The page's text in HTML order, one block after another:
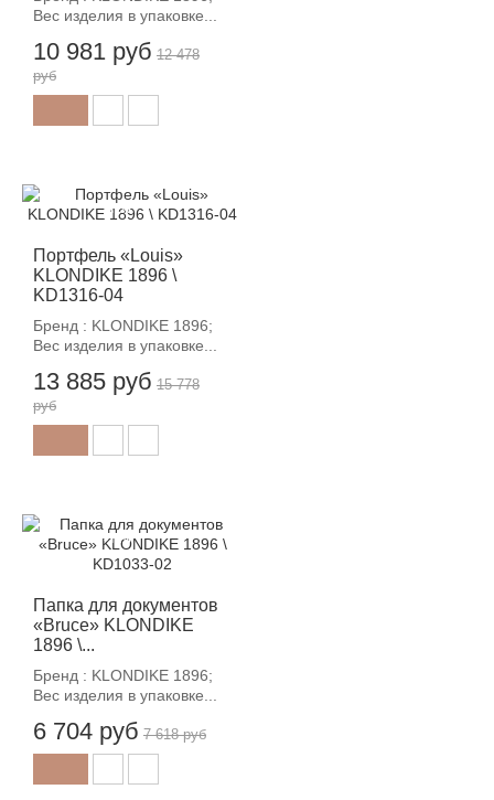
Вес изделия в упаковке...
10 981 руб 12 478
руб
Портфель «Louis»
KLONDIKE 1896 \
KD1316-04
Бренд : KLONDIKE 1896;
Вес изделия в упаковке...
13 885 руб
-12%
15 778
руб
Папка для документов
«Bruce» KLONDIKE
1896 \...
Бренд : KLONDIKE 1896;
Вес изделия в упаковке...
6 704 руб
-12%
7 618 руб